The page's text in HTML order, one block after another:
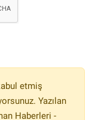
etmiş
Yazılan
Haberleri -